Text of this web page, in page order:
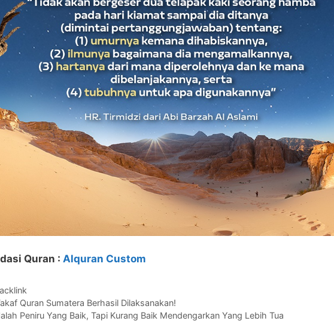
Quran : Alquran Custom
Quran Sumatera Berhasil Dilaksanakan!
Peniru Yang Baik, Tapi Kurang Baik Mendengarkan Yang Lebih Tua